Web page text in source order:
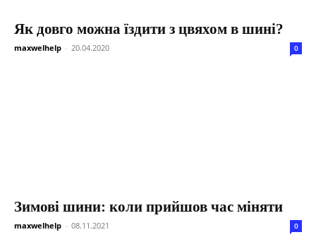
Як довго можна їздити з цвяхом в шині?
maxwelhelp - 20.04.2020 0
Зимові шини: коли прийшов час міняти
maxwelhelp - 08.11.2021 0